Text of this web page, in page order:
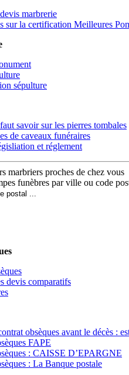
marbrerie
sur la certification Meilleures
sépulture
savoir sur les pierres tombales
de caveaux funéraires
et réglement
marbriers proches de chez vous
funèbres par ville ou code
devis comparatifs
obsèques avant le décès :
FAPE
: CAISSE D’EPARGNE
: La Banque postale